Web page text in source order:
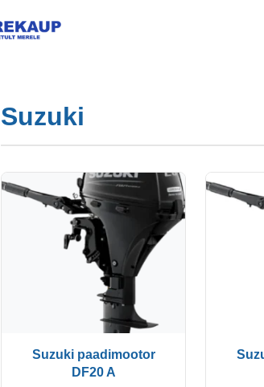
Suzuki
Suzuki paadimootor
DF20 A